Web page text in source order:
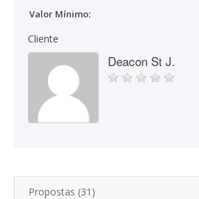
Valor Mínimo:
Cliente
Deacon St J.
Propostas (31)